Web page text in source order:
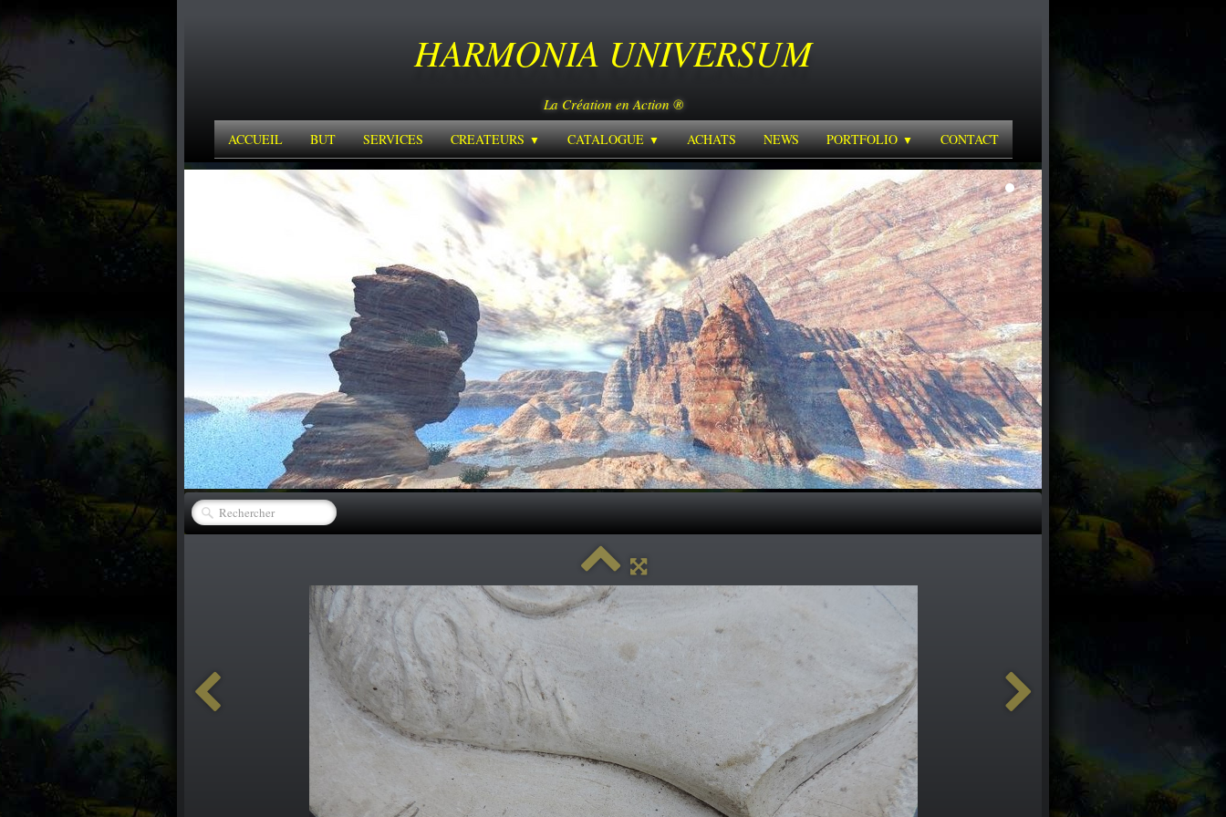
HARMONIA UNIVERSUM
La Création en Action ®
ACCUEIL BUT SERVICES CREATEURS▼ CATALOGUE▼ ACHATS NEWS PORTFOLIO▼ CONTACT